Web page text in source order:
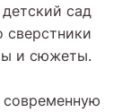
сад
сверстники
и сюжеты.
современную